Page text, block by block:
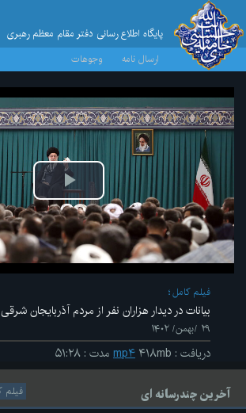
پایگاه اطلاع رسانی دفتر مقام معظم رهبری
ارسال نامه
وجوهات
پخش
ویدیو
فیلم کامل
بیانات در دیدار هزاران نفر از مردم آذربایجان شرقی
۲۹ /بهمن/ ۱۴۰۲
دریافت : mp۴ ۴۱۸mb مدت : ۵۱:۲۸
آخرین چندرسانه ای